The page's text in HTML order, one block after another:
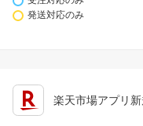
発送対応のみ
楽天市場アプリ